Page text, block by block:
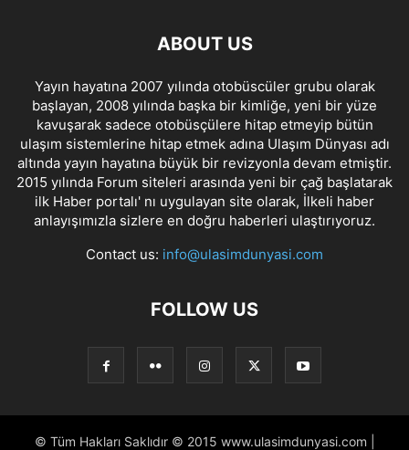
ABOUT US
Yayın hayatına 2007 yılında otobüscüler grubu olarak
başlayan, 2008 yılında başka bir kimliğe, yeni bir yüze
kavuşarak sadece otobüsçülere hitap etmeyip bütün
ulaşım sistemlerine hitap etmek adına Ulaşım Dünyası adı
altında yayın hayatına büyük bir revizyonla devam etmiştir.
2015 yılında Forum siteleri arasında yeni bir çağ başlatarak
ilk Haber portalı' nı uygulayan site olarak, İlkeli haber
anlayışımızla sizlere en doğru haberleri ulaştırıyoruz.
Contact us: info@ulasimdunyasi.com
FOLLOW US
© Tüm Hakları Saklıdır © 2015 www.ulasimdunyasi.com |